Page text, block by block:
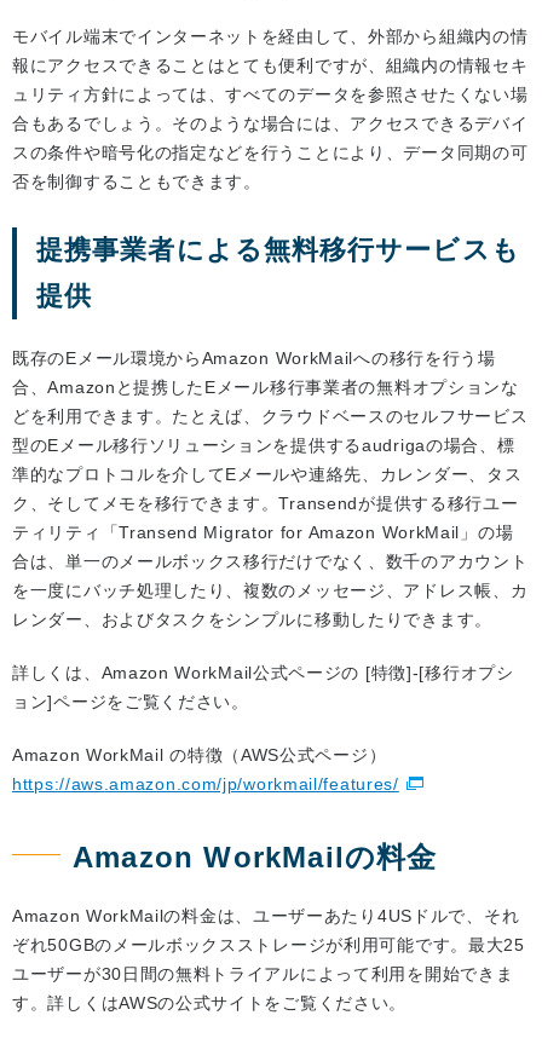
モバイル端末でインターネットを経由して、外部から組織内の情
報にアクセスできることはとても便利ですが、組織内の情報セキ
ュリティ方針によっては、すべてのデータを参照させたくない場
合もあるでしょう。そのような場合には、アクセスできるデバイ
スの条件や暗号化の指定などを行うことにより、データ同期の可
否を制御することもできます。
提携事業者による無料移行サービスも
提供
既存のEメール環境からAmazon WorkMailへの移行を行う場
合、Amazonと提携したEメール移行事業者の無料オプションな
どを利用できます。たとえば、クラウドベースのセルフサービス
型のEメール移行ソリューションを提供するaudrigaの場合、標
準的なプロトコルを介してEメールや連絡先、カレンダー、タス
ク、そしてメモを移行できます。Transendが提供する移行ユー
ティリティ「Transend Migrator for Amazon WorkMail」の場
合は、単一のメールボックス移行だけでなく、数千のアカウント
を一度にバッチ処理したり、複数のメッセージ、アドレス帳、カ
レンダー、およびタスクをシンプルに移動したりできます。
詳しくは、Amazon WorkMail公式ページの [特徴]-[移行オプシ
ョン]ページをご覧ください。
Amazon WorkMail の特徴（AWS公式ページ）
https://aws.amazon.com/jp/workmail/features/
Amazon WorkMailの料金
Amazon WorkMailの料金は、ユーザーあたり4USドルで、それ
ぞれ50GBのメールボックスストレージが利用可能です。最大25
ユーザーが30日間の無料トライアルによって利用を開始できま
す。詳しくはAWSの公式サイトをご覧ください。